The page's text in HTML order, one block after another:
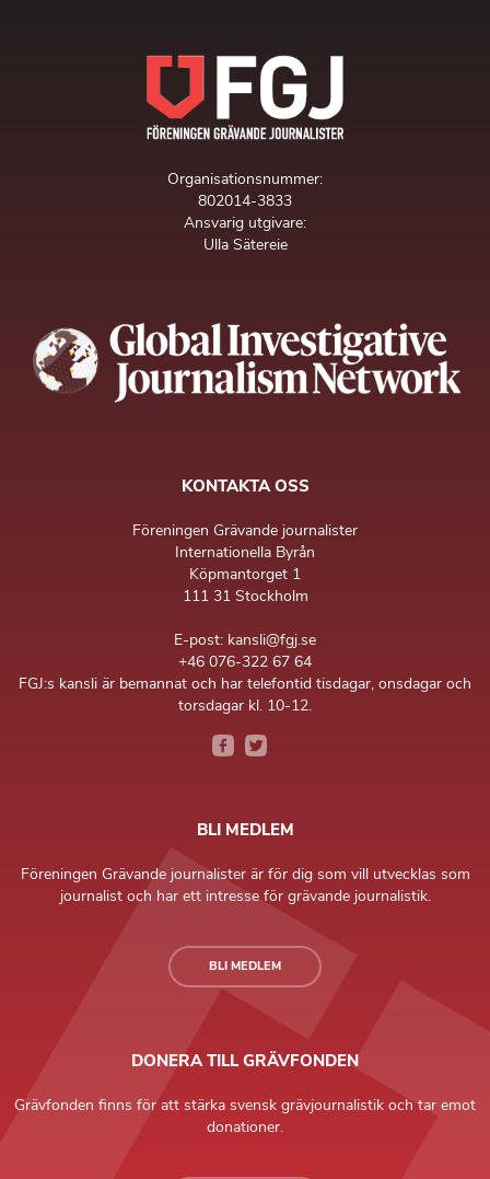
Organisationsnummer:
802014-3833
Ansvarig utgivare:
Ulla Sätereie
KONTAKTA OSS
Föreningen Grävande journalister
Internationella Byrån
Köpmantorget 1
111 31 Stockholm
E-post: kansli@fgj.se
+46 076-322 67 64
FGJ:s kansli är bemannat och har telefontid tisdagar, onsdagar och
torsdagar kl. 10-12.
BLI MEDLEM
Föreningen Grävande journalister är för dig som vill utvecklas som
journalist och har ett intresse för grävande journalistik.
BLI MEDLEM
DONERA TILL GRÄVFONDEN
Grävfonden finns för att stärka svensk grävjournalistik och tar emot
donationer.